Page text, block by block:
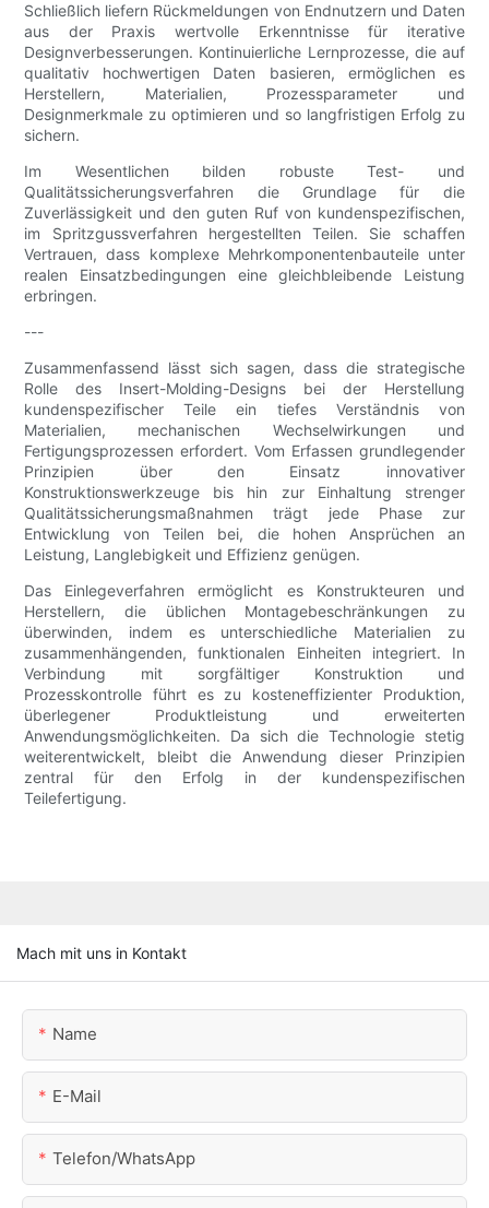
Schließlich liefern Rückmeldungen von Endnutzern und Daten
aus der Praxis wertvolle Erkenntnisse für iterative
Designverbesserungen. Kontinuierliche Lernprozesse, die auf
qualitativ hochwertigen Daten basieren, ermöglichen es
Herstellern, Materialien, Prozessparameter und
Designmerkmale zu optimieren und so langfristigen Erfolg zu
sichern.
Im Wesentlichen bilden robuste Test- und
Qualitätssicherungsverfahren die Grundlage für die
Zuverlässigkeit und den guten Ruf von kundenspezifischen,
im Spritzgussverfahren hergestellten Teilen. Sie schaffen
Vertrauen, dass komplexe Mehrkomponentenbauteile unter
realen Einsatzbedingungen eine gleichbleibende Leistung
erbringen.
---
Zusammenfassend lässt sich sagen, dass die strategische
Rolle des Insert-Molding-Designs bei der Herstellung
kundenspezifischer Teile ein tiefes Verständnis von
Materialien, mechanischen Wechselwirkungen und
Fertigungsprozessen erfordert. Vom Erfassen grundlegender
Prinzipien über den Einsatz innovativer
Konstruktionswerkzeuge bis hin zur Einhaltung strenger
Qualitätssicherungsmaßnahmen trägt jede Phase zur
Entwicklung von Teilen bei, die hohen Ansprüchen an
Leistung, Langlebigkeit und Effizienz genügen.
Das Einlegeverfahren ermöglicht es Konstrukteuren und
Herstellern, die üblichen Montagebeschränkungen zu
überwinden, indem es unterschiedliche Materialien zu
zusammenhängenden, funktionalen Einheiten integriert. In
Verbindung mit sorgfältiger Konstruktion und
Prozesskontrolle führt es zu kosteneffizienter Produktion,
überlegener Produktleistung und erweiterten
Anwendungsmöglichkeiten. Da sich die Technologie stetig
weiterentwickelt, bleibt die Anwendung dieser Prinzipien
zentral für den Erfolg in der kundenspezifischen
Teilefertigung.
Mach mit uns in Kontakt
Name
E-Mail
Telefon/WhatsApp